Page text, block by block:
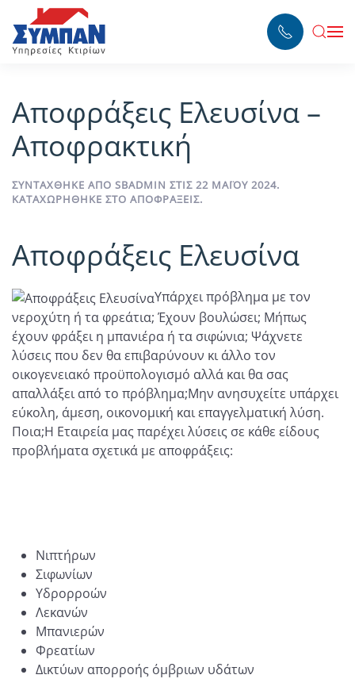
Skip to main content
Αποφράξεις Ελευσίνα –
Αποφρακτική
ΣΥΝΤΆΧΘΗΚΕ ΑΠΌ SBADMIN ΣΤΙΣ 22 ΜΑΪ́ΟΥ 2024.
ΚΑΤΑΧΩΡΉΘΗΚΕ ΣΤΟ ΑΠΟΦΡΆΞΕΙΣ.
Αποφράξεις Ελευσίνα
Υπάρχει πρόβλημα με τον
νεροχύτη ή τα φρεάτια; Έχουν βουλώσει; Μήπως
έχουν φράξει η μπανιέρα ή τα σιφώνια; Ψάχνετε
λύσεις που δεν θα επιβαρύνουν κι άλλο τον
οικογενειακό προϋπολογισμό αλλά και θα σας
απαλλάξει από το πρόβλημα;Μην ανησυχείτε υπάρχει
εύκολη, άμεση, οικονομική και επαγγελματική λύση.
Ποια;Η Εταιρεία μας παρέχει λύσεις σε κάθε είδους
προβλήματα σχετικά με αποφράξεις:
Νιπτήρων
Σιφωνίων
Υδρορροών
Λεκανών
Μπανιερών
Φρεατίων
Δικτύων απορροής όμβριων υδάτων